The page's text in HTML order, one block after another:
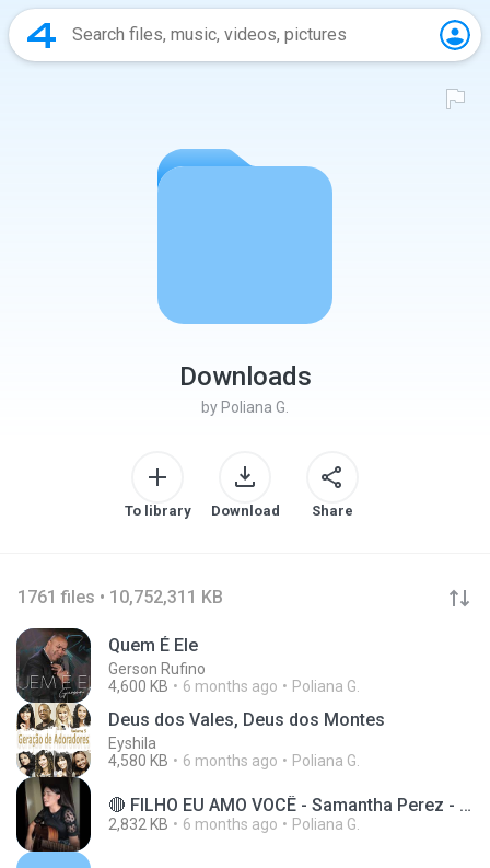
Downloads
by Poliana G.
To library Download Share
1761 files • 10,752,311 KB
Quem É Ele
Gerson Rufino
4,600 KB
6 months ago Poliana G.
Deus dos Vales, Deus dos Montes
Eyshila
4,580 KB
6 months ago Poliana G.
🔴 FILHO EU AMO VOCÊ - Samantha Perez - Hinos Avulsos Jovens CCB
2,832 KB 6 months ago Poliana G.